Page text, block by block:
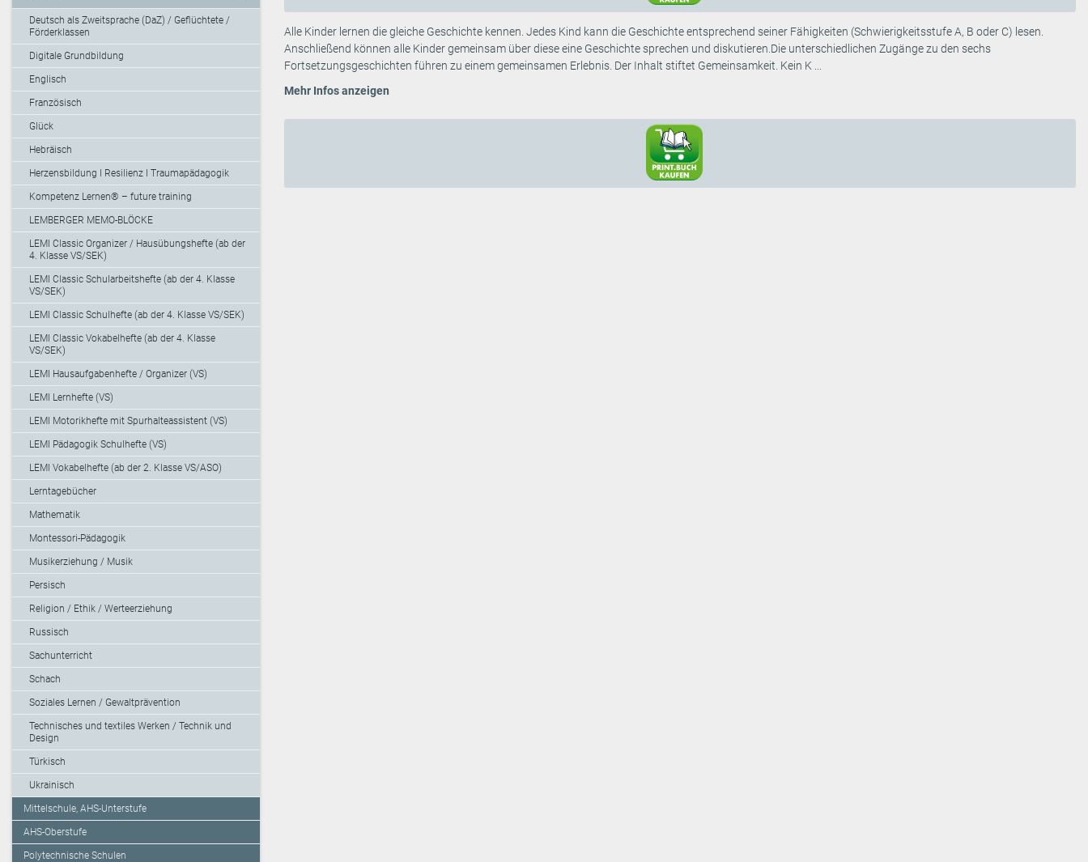
Deutsch als Zweitsprache (DaZ) / Geflüchtete /
Förderklassen
Digitale Grundbildung
Englisch
Französisch
Glück
Hebräisch
Herzensbildung I Resilienz I Traumapädagogik
Kompetenz Lernen® – future training
LEMBERGER MEMO-BLÖCKE
LEMI Classic Organizer / Hausübungshefte (ab der
4. Klasse VS/SEK)
LEMI Classic Schularbeitshefte (ab der 4. Klasse
VS/SEK)
LEMI Classic Schulhefte (ab der 4. Klasse VS/SEK)
LEMI Classic Vokabelhefte (ab der 4. Klasse
VS/SEK)
LEMI Hausaufgabenhefte / Organizer (VS)
LEMI Lernhefte (VS)
LEMI Motorikhefte mit Spurhalteassistent (VS)
LEMI Pädagogik Schulhefte (VS)
LEMI Vokabelhefte (ab der 2. Klasse VS/ASO)
Lerntagebücher
Mathematik
Montessori-Pädagogik
Musikerziehung / Musik
Persisch
Religion / Ethik / Werteerziehung
Russisch
Sachunterricht
Schach
Soziales Lernen / Gewaltprävention
Technisches und textiles Werken / Technik und
Design
Türkisch
Ukrainisch
Mittelschule, AHS-Unterstufe
AHS-Oberstufe
Polytechnische Schulen
Alle Kinder lernen die gleiche Geschichte kennen. Jedes Kind kann die Geschichte entsprechend seiner Fähigkeiten (Schwierigkeitsstufe A, B oder C) lesen.
Anschließend können alle Kinder gemeinsam über diese eine Geschichte sprechen und diskutieren.Die unterschiedlichen Zugänge zu den sechs
Fortsetzungsgeschichten führen zu einem gemeinsamen Erlebnis. Der Inhalt stiftet Gemeinsamkeit. Kein K ...
Mehr Infos anzeigen